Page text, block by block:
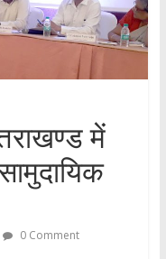
में
0 Comment